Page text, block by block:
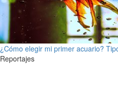
¿Cómo elegir mi primer acuario?
Reportajes